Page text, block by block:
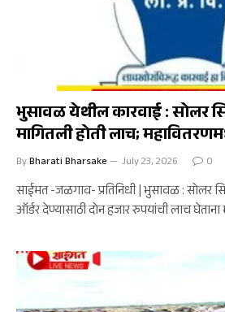
भुसावळ येथील कारवाई : सोलर
मागितली होती लाच;
ByBharati Bharsake July 23, 2026 0
साईमत -जळगाव- प्रतिनिधी | भुसावळ : सोलर
ऑर्डर देण्यासाठी दोन हजार रुपयांची लाच